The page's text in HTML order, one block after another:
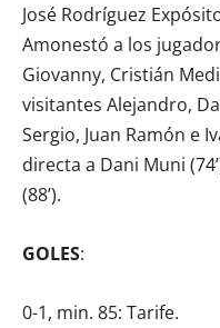
José Rodríguez
Amonestó a los
Giovanny, Cristián
visitantes Alejandro,
Sergio, Juan Ramón e
directa a Dani Muni
(88’).
GOLES:
0-1, min. 85: Tarife.